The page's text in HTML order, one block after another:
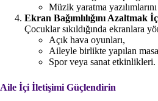
Müzik yaratma
Ekran Bağımlılığını
Çocuklar sıkıldığında ekranlara
Açık hava oyunları,
Aileyle birlikte yapılan
Spor veya sanat etkinlikleri.
Aile İçi İletişimi Güçlendirin